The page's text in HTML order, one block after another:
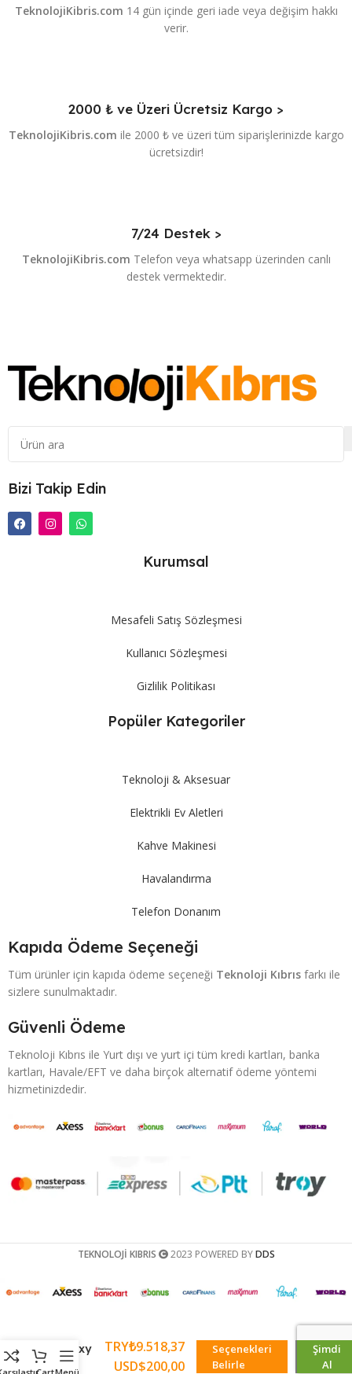
TeknolojiKibris.com 14 gün içinde geri iade veya değişim hakkı
verir.
2000 ₺ ve Üzeri Ücretsiz Kargo >
TeknolojiKibris.com ile 2000 ₺ ve üzeri tüm siparişlerinizde kargo
ücretsizdir!
7/24 Destek >
TeknolojiKibris.com Telefon veya whatsapp üzerinden canlı
destek vermektedir.
Bizi Takip Edin
Kurumsal
Mesafeli Satış Sözleşmesi
Kullanıcı Sözleşmesi
Gizlilik Politikası
Popüler Kategoriler
Teknoloji & Aksesuar
Elektrikli Ev Aletleri
Kahve Makinesi
Havalandırma
Telefon Donanım
Kapıda Ödeme Seçeneği
Tüm ürünler için kapıda ödeme seçeneği Teknoloji Kıbrıs farkı ile
sizlere sunulmaktadır.
Güvenli Ödeme
Teknoloji Kıbrıs ile Yurt dışı ve yurt içi tüm kredi kartları, banka
kartları, Havale/EFT ve daha birçok alternatif ödeme yöntemi
hizmetinizdedir.
TEKNOLOJİ KIBRIS 2023 POWERED BYDDS
Galaxy
A16
TRY₺9.518,37
USD$200,00
Seçenekleri
Belirle
Şimdi
Al